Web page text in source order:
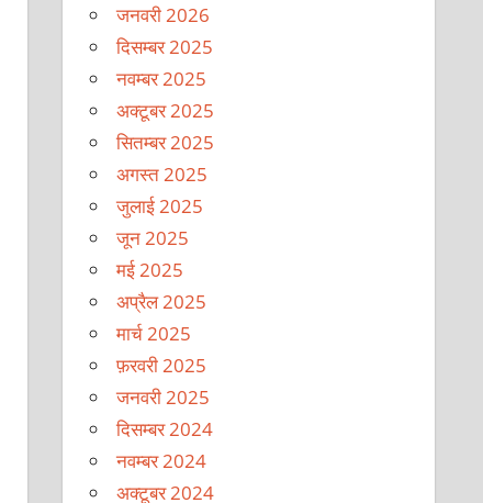
जनवरी 2026
दिसम्बर 2025
नवम्बर 2025
अक्टूबर 2025
सितम्बर 2025
अगस्त 2025
जुलाई 2025
जून 2025
मई 2025
अप्रैल 2025
मार्च 2025
फ़रवरी 2025
जनवरी 2025
दिसम्बर 2024
नवम्बर 2024
अक्टूबर 2024